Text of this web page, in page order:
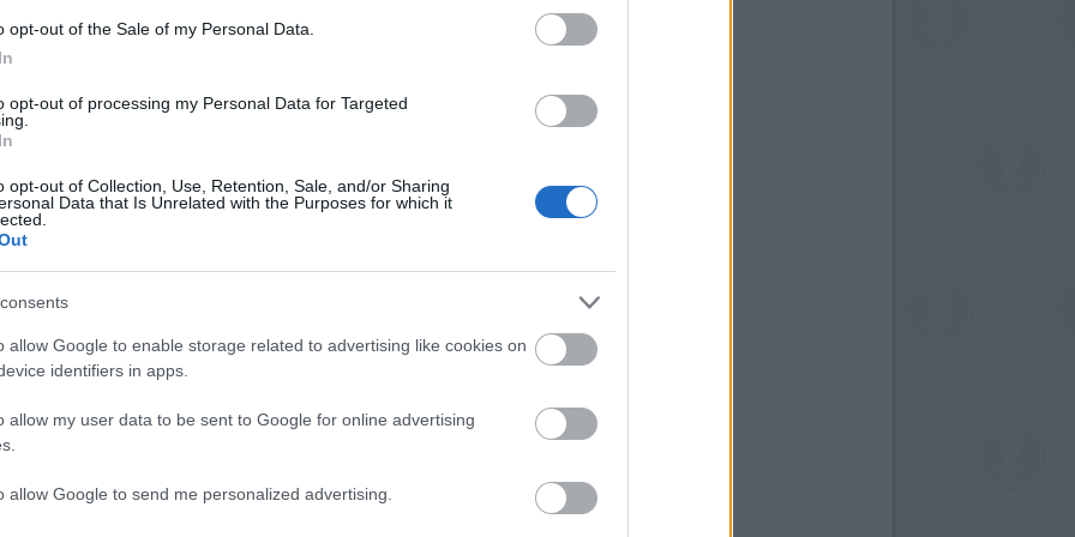
opt-out of the Sale of my Personal Data.
opt-out of processing my Personal Data for Targeted
opt-out of Collection, Use, Retention, Sale, and/or Sharing
Data that Is Unrelated with the Purposes for which it
allow Google to enable storage related to advertising like cookies on
identifiers in apps.
allow my user data to be sent to Google for online advertising
allow Google to send me personalized advertising.
Mától akinek kedve van, besétálhat az ország egyik
Könyv a végzetes tudásszomjról
az uránium felfedezésétől a Trinity-tesztig, az első
az olvasót.
Csernobérc: egy atompuki margójára
Mi még úgy tanultuk a suliban, hogy az atomkorszak